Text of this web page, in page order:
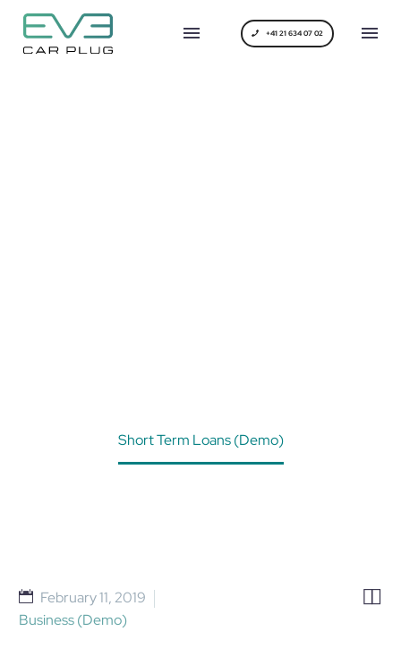
+41 21 634 07 02
Short Term Loans (Demo)

February 11, 2019
Business (Demo)